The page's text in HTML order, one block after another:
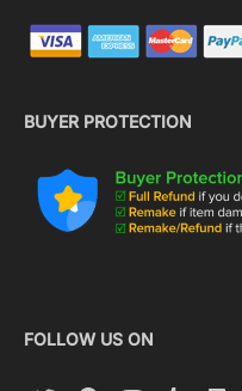
BUYER PROTECTION
FOLLOW US ON